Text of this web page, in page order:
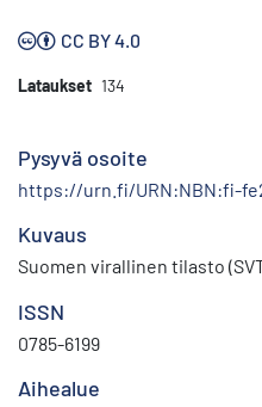
CC BY 4.0
Lataukset 134
Pysyvä osoite
https://urn.fi/URN:NBN:fi-
Kuvaus
Suomen virallinen tilasto
ISSN
0785-6199
Aihealue